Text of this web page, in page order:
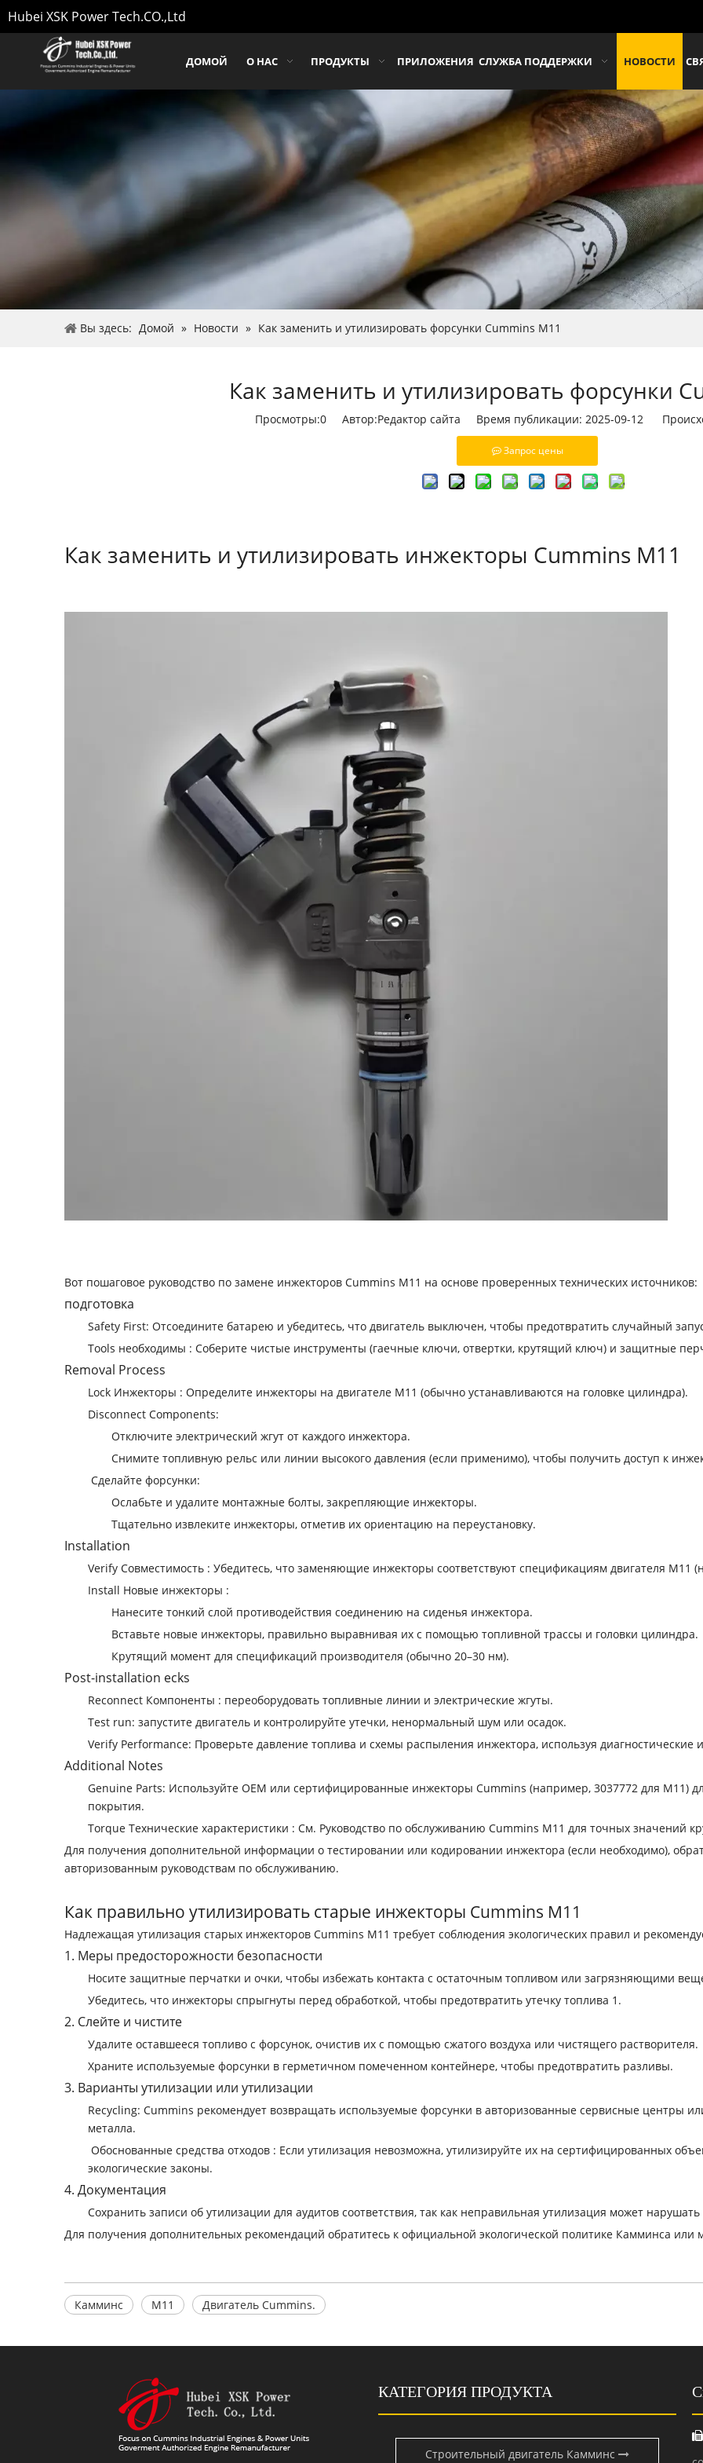
Hubei XSK Power Tech.CO.,Ltd
ДОМОЙ О НАС ПРОДУКТЫ ПРИЛОЖЕНИЯ СЛУЖБА ПОДДЕРЖКИ НОВОСТИ
Вы здесь: Домой » Новости » Как заменить и утилизировать форсунки Cummins M11
Как заменить и утилизировать форсунки
Просмотры:0Автор:Pедактор сайта Время публикации: 2025-09-12
Запрос цены
Как заменить и утилизировать инжекторы Cummins M11
Вот пошаговое руководство по замене инжекторов Cummins M11 на основе проверенных технических источников:
подготовка
‌Safety First‌: Отсоедините батарею и убедитесь, что двигатель выключен, чтобы предотвратить случайный
‌Tools необходимы ‌: Соберите чистые инструменты (гаечные ключи, отвертки, крутящий ключ) и защитные
‌Removal Process‌
‌Lock Инжекторы ‌: Определите инжекторы на двигателе M11 (обычно устанавливаются на головке цилиндра).
‌Disconnect Components‌:
Отключите электрический жгут от каждого инжектора.
Снимите топливную рельс или линии высокого давления (если применимо), чтобы получить доступ к
‌ Сделайте форсунки:
Ослабьте и удалите монтажные болты, закрепляющие инжекторы.
Тщательно извлеките инжекторы, отметив их ориентацию на переустановку.
‌Installation‌
‌Verify Совместимость ‌: Убедитесь, что заменяющие инжекторы соответствуют спецификациям двигателя M11
‌Install Новые инжекторы ‌:
Нанесите тонкий слой противодействия соединению на сиденья инжектора.
Вставьте новые инжекторы, правильно выравнивая их с помощью топливной трассы и головки цилиндра.
Крутящий момент для спецификаций производителя (обычно 20–30 нм).
‌Post-installation ecks‌
‌Reconnect Компоненты ‌: переоборудовать топливные линии и электрические жгуты.
‌Test run‌: запустите двигатель и контролируйте утечки, ненормальный шум или осадок.
‌Verify Performance‌: Проверьте давление топлива и схемы распыления инжектора, используя диагностические
‌Additional Notes‌
‌Genuine Parts‌: Используйте OEM или сертифицированные инжекторы Cummins (например, 3037772 для M11)
покрытия.
‌Torque Технические характеристики ‌: См. Руководство по обслуживанию Cummins M11 для точных значений
Для получения дополнительной информации о тестировании или кодировании инжектора (если необходимо),
авторизованным руководствам по обслуживанию.
Как правильно утилизировать старые инжекторы Cummins M11
Надлежащая утилизация старых инжекторов Cummins M11 требует соблюдения экологических правил и
‌1. Меры предосторожности безопасности
Носите защитные перчатки и очки, чтобы избежать контакта с остаточным топливом или загрязняющими
Убедитесь, что инжекторы спрыгнуты перед обработкой, чтобы предотвратить утечку топлива 1.
‌2. Слейте и чистите
Удалите оставшееся топливо с форсунок, очистив их с помощью сжатого воздуха или чистящего растворителя.
Храните используемые форсунки в герметичном помеченном контейнере, чтобы предотвратить разливы.
‌3. Варианты утилизации или утилизации
‌Recycling‌: Cummins рекомендует возвращать используемые форсунки в авторизованные сервисные центры
металла.
Обоснованные средства отходов ‌: Если утилизация невозможна, утилизируйте их на сертифицированных
экологические законы.
‌4. Документация
Сохранить записи об утилизации для аудитов соответствия, так как неправильная утилизация может
Для получения дополнительных рекомендаций обратитесь к официальной экологической политике Камминса или
Камминс М11 Двигатель Cummins.
КАТЕГОРИЯ ПРОДУКТА
Строительный двигатель Камминс
